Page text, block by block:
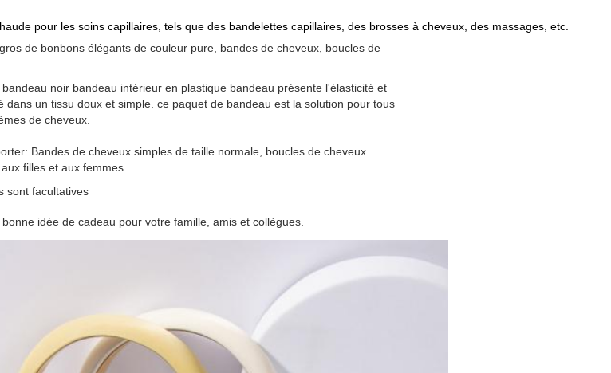
pour les soins capillaires, tels que des bandelettes capillaires, des brosses à cheveux, des massages, etc.
de bonbons élégants de couleur pure, bandes de cheveux, boucles de
noir bandeau intérieur en plastique bandeau présente l'élasticité et
dans un tissu doux et simple. ce paquet de bandeau est la solution pour tous
de cheveux.
Bandes de cheveux simples de taille normale, boucles de cheveux
filles et aux femmes.
sont facultatives
idée de cadeau pour votre famille, amis et collègues.